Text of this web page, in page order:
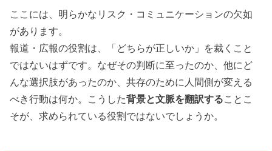
ここには、明らかなリスク・コミュニケーションの欠如
があります。
報道・広報の役割は、「どちらが正しいか」を裁くこと
ではないはずです。なぜその判断に至ったのか、他にど
んな選択肢があったのか、共存のために人間側が変える
べき行動は何か。こうした背景と文脈を翻訳することこ
そが、求められている役割ではないでしょうか。